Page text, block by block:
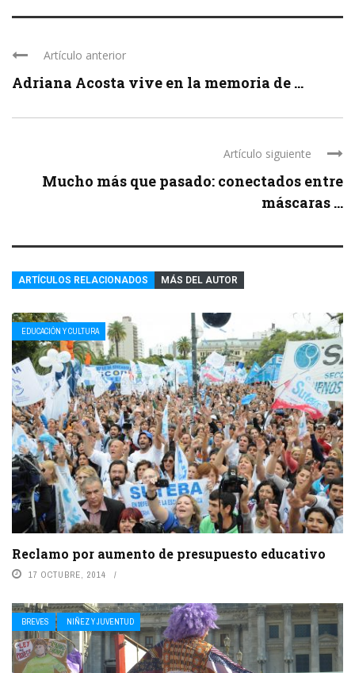
Artículo anterior
Adriana Acosta vive en la memoria de ...
Artículo siguiente
Mucho más que pasado: conectados entre
máscaras ...
ARTÍCULOS RELACIONADOS MÁS DEL AUTOR
EDUCACIÓN Y CULTURA
Reclamo por aumento de presupuesto educativo
17 OCTUBRE, 2014
BREVES NIÑEZ Y JUVENTUD